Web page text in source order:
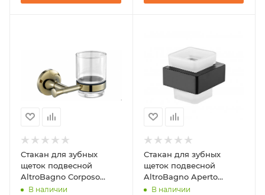
Стакан для зубных
щеток подвесной
AltroBagno Corposo
080205 Or
В наличии
Стакан для зубных
щеток подвесной
AltroBagno Aperto
080201NeOp
В наличии